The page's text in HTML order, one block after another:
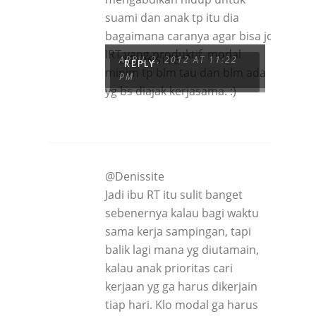
DENISSITE
APRIL 2, 2012 AT 11:22
PM
suami dan anak tp itu dia
bagaimana caranya agar bisa jd
IRT yang produktif, modal
minim tp blm tau dan blm ada
yg bs diajak kerjasama. :)
REPLY
@Denissite
Jadi ibu RT itu sulit banget
sebenernya kalau bagi waktu
sama kerja sampingan, tapi
balik lagi mana yg diutamain,
kalau anak prioritas cari
kerjaan yg ga harus dikerjain
tiap hari. Klo modal ga harus